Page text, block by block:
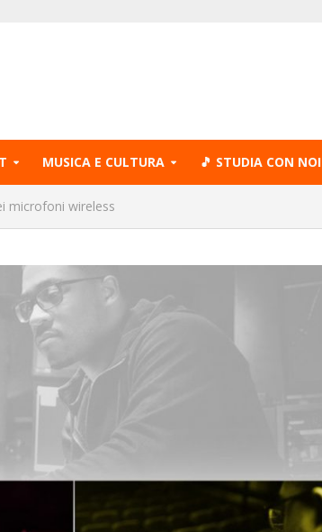
MUSICA E CULTURA 🎵 STUDIA CON NOI
microfoni wireless